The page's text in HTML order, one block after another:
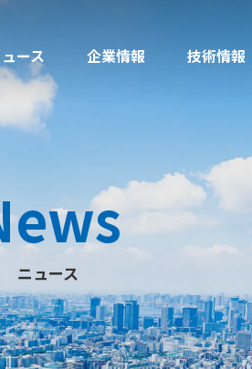
ース 企業情報 技術情報
ニュース